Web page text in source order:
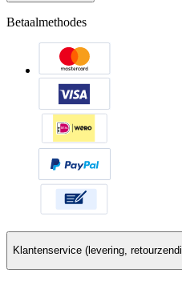
Betaalmethodes
Klantenservice (levering,